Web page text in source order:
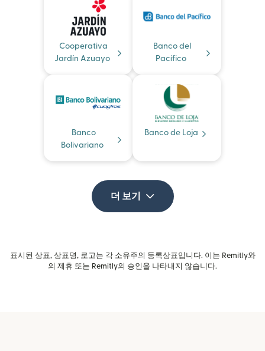
Cooperativa
Jardín Azuayo
Banco del
Pacífico
Banco
Bolivariano
Banco de Loja
더 보기
표시된 상표, 상표명, 로고는 각 소유주의 등록상표입니다. 이는 Remitly와
의 제휴 또는 Remitly의 승인을 나타내지 않습니다.